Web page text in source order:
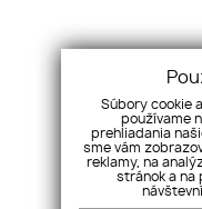
Súbory cookie
používame
prehliadania
sme vám
reklamy, na
stránok a na